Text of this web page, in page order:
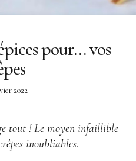
pour… vos
2022
tout ! Le moyen infaillible
inoubliables.